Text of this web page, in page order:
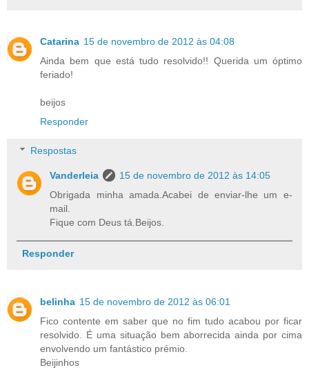
Catarina 15 de novembro de 2012 às 04:08
Ainda bem que está tudo resolvido!! Querida um óptimo
feriado!
beijos
Responder
Respostas
Vanderleia
15 de novembro de 2012 às 14:05
Obrigada minha amada.Acabei de enviar-lhe um e-
mail.
Fique com Deus tá.Beijos.
Responder
belinha 15 de novembro de 2012 às 06:01
Fico contente em saber que no fim tudo acabou por ficar
resolvido. É uma situação bem aborrecida ainda por cima
envolvendo um fantástico prémio.
Beijinhos